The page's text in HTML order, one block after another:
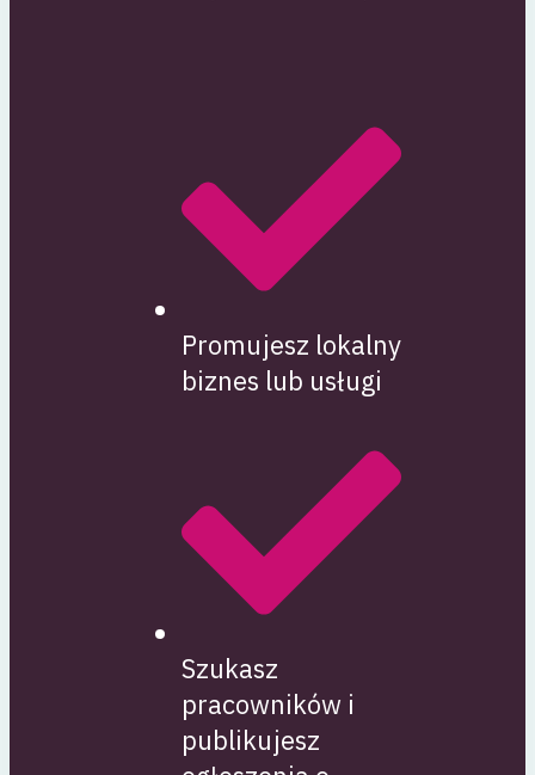
Promujesz lokalny
biznes lub usługi
Szukasz
pracowników i
publikujesz